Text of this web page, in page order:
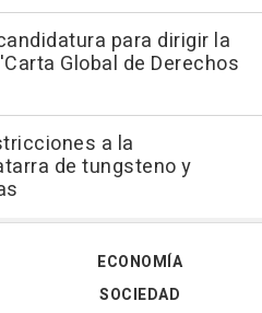
para dirigir la
Global de Derechos
a la
de tungsteno y
ECONOMÍA
SOCIEDAD